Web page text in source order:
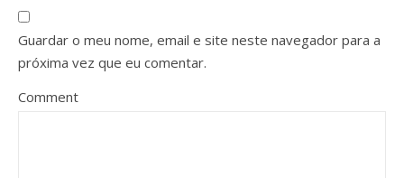
Guardar o meu nome, email e site neste navegador para a
próxima vez que eu comentar.
Comment